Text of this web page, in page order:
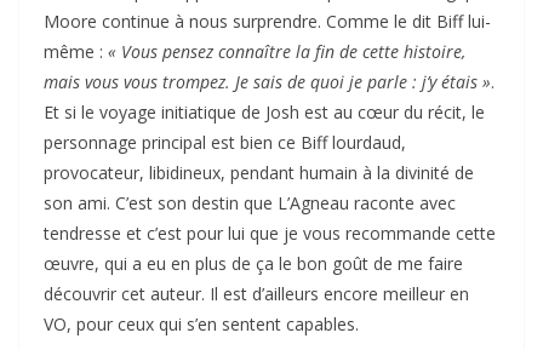
Moore continue à nous surprendre. Comme le dit Biff lui-
même : « Vous pensez connaître la fin de cette histoire,
mais vous vous trompez. Je sais de quoi je parle : j’y étais ».
Et si le voyage initiatique de Josh est au cœur du récit, le
personnage principal est bien ce Biff lourdaud,
provocateur, libidineux, pendant humain à la divinité de
son ami. C’est son destin que L’Agneau raconte avec
tendresse et c’est pour lui que je vous recommande cette
œuvre, qui a eu en plus de ça le bon goût de me faire
découvrir cet auteur. Il est d’ailleurs encore meilleur en
VO, pour ceux qui s’en sentent capables.